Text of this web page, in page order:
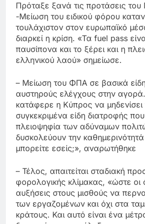
Πρόταξε ξανά τις προτάσεις
-Μείωση του ειδικού φόρου
τουλάχιστον στον ευρωπαϊκό
διαρκεί η κρίση. «Τα fuel pass
παυσίπονα και το ξέρει και η
ελληνικού λαού» σημείωσε.
– Μείωση του ΦΠΑ σε βασικά
αυστηρούς ελέγχους στην
κατάφερε η Κύπρος να
συγκεκριμένα είδη διατροφής
πλειοψηφία των αδύναμων
δυσκολεύουν την
μπορείτε εσείς;», αναρωτήθηκε
– Τέλος, απαιτείται σταδιακή
φορολογικής κλίμακας, «ώστε οι
αυξήσεις στους μισθούς να
των εργαζομένων και όχι στα
κράτους. Και αυτό είναι ένα